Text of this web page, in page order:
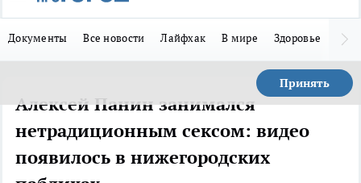
Документы Все новости Лайфхак В мире Здоровье
Принять
Алексей Панин занимался
нетрадиционным сексом: видео
появилось в нижегородских